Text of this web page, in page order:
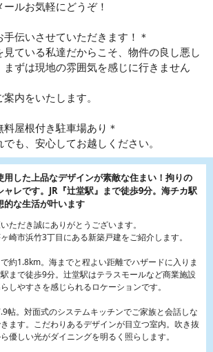
ルお気軽にどうぞ！
手伝いさせていただきます！＊
見ている私達だからこそ、物件の良し悪し
まずは現地の雰囲気を感じに行きません
内をいたします。
料屋根付き駐車場あり＊
も、安心してお越しください。
用した上品なデザインが素敵な住まい！拘りの
ャレです。JR『辻堂駅』まで徒歩9分。海チカ駅
的な生活が叶います
ただき誠にありがとうございます。
崎市浜竹3丁目にある新築戸建をご紹介します。
約1.8km。海までと程よい距離でハザードに入りま
まで徒歩9分。辻堂駅はテラスモールなど商業施設
しやすさを感じられるロケーションです。
帖。対面式のシステムキッチンでご家族と会話しな
ます。こだわりあるデザインが目立つ室内。吹き抜
優しい光がダイニングを明るく照らします。